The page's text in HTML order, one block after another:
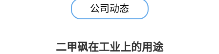
公司动态
二甲砜在工业上的用途